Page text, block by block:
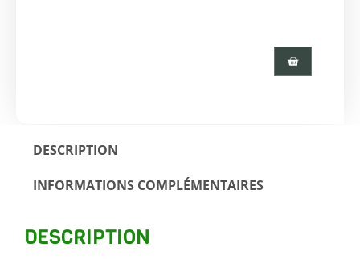
DESCRIPTION
INFORMATIONS COMPLÉMENTAIRES
DESCRIPTION